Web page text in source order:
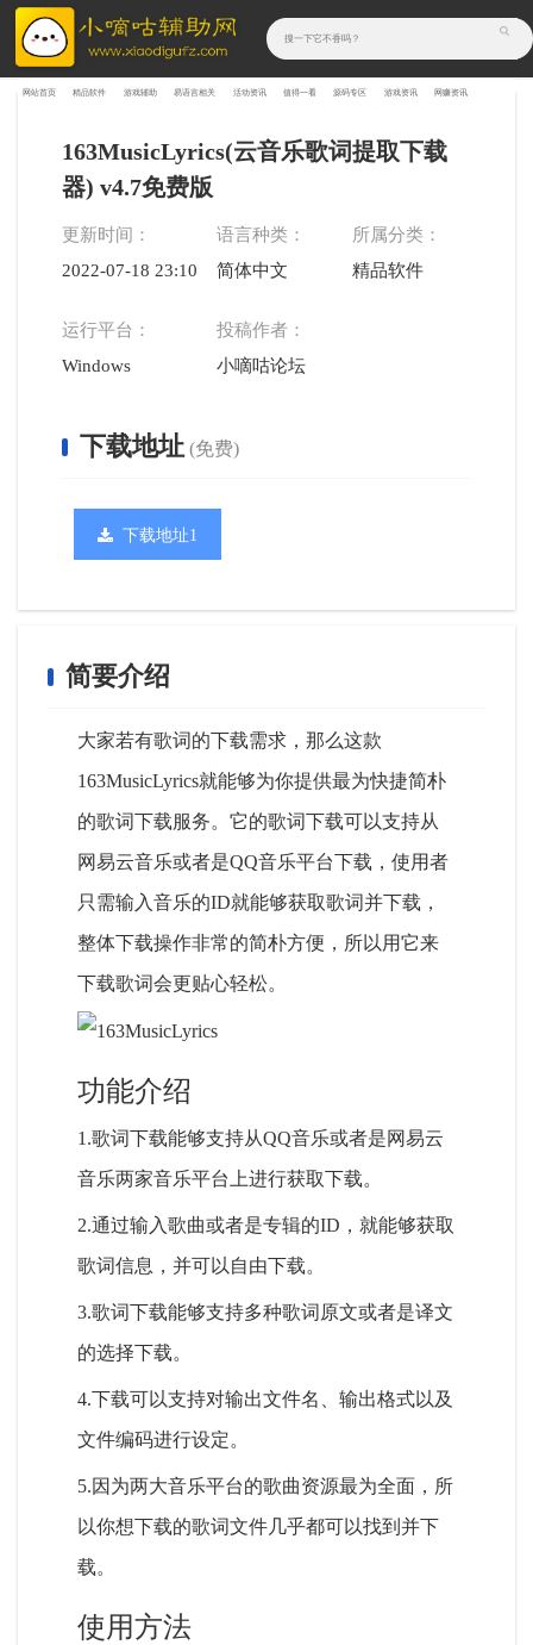
网站首页 精品软件 游戏辅助 易语言相关 活动资讯 值得一看 源码专区 游戏资讯 网赚资讯
163MusicLyrics(云音乐歌词提取下载
器) v4.7免费版
更新时间：
2022-07-18 23:10:27
语言种类：
简体中文
所属分类：
精品软件
运行平台：
Windows
投稿作者：
小嘀咕论坛
下载地址 (免费)
下载地址1
简要介绍
大家若有歌词的下载需求，那么这款
163MusicLyrics就能够为你提供最为快捷简朴
的歌词下载服务。它的歌词下载可以支持从
网易云音乐或者是QQ音乐平台下载，使用者
只需输入音乐的ID就能够获取歌词并下载，
整体下载操作非常的简朴方便，所以用它来
下载歌词会更贴心轻松。
功能介绍
1.歌词下载能够支持从QQ音乐或者是网易云
音乐两家音乐平台上进行获取下载。
2.通过输入歌曲或者是专辑的ID，就能够获取
歌词信息，并可以自由下载。
3.歌词下载能够支持多种歌词原文或者是译文
的选择下载。
4.下载可以支持对输出文件名、输出格式以及
文件编码进行设定。
5.因为两大音乐平台的歌曲资源最为全面，所
以你想下载的歌词文件几乎都可以找到并下
载。
使用方法